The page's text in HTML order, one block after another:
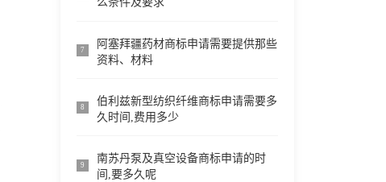
7
阿塞拜疆药材商标申请需要提供那些
资料、材料
8
伯利兹新型纺织纤维商标申请需要多
久时间,费用多少
9
南苏丹泵及真空设备商标申请的时
间,要多久呢